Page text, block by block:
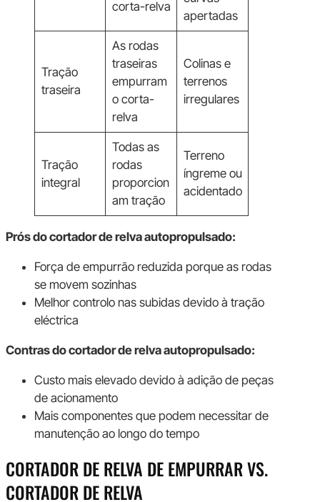
corta-relva
apertadas
Tração
traseira
As rodas
traseiras
empurram
o corta-
relva
Colinas e
terrenos
irregulares
Tração
integral
Todas as
rodas
proporcion
am tração
Terreno
íngreme ou
acidentado
Prós do cortador de relva autopropulsado:
Força de empurrão reduzida porque as rodas
se movem sozinhas
Melhor controlo nas subidas devido à tração
eléctrica
Contras do cortador de relva autopropulsado:
Custo mais elevado devido à adição de peças
de acionamento
Mais componentes que podem necessitar de
manutenção ao longo do tempo
CORTADOR DE RELVA DE EMPURRAR VS.
CORTADOR DE RELVA